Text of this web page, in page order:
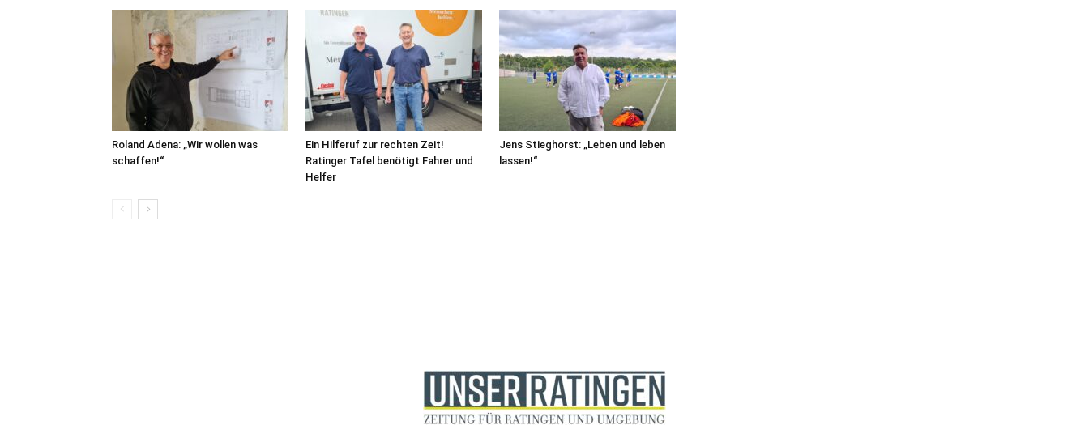
Roland Adena: „Wir wollen was
schaffen!“
Ein Hilferuf zur rechten Zeit!
Ratinger Tafel benötigt Fahrer und
Helfer
Jens Stieghorst: „Leben und leben
lassen!“